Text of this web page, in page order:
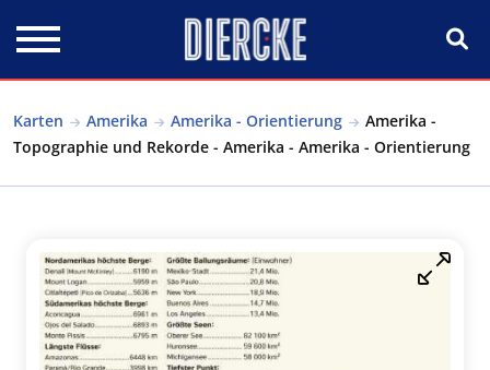
Karten Amerika Amerika - Orientierung
Amerika -
Topographie und Rekorde - Amerika - Amerika - Orientierung